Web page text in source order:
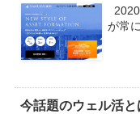
が常
今話題のウェル活